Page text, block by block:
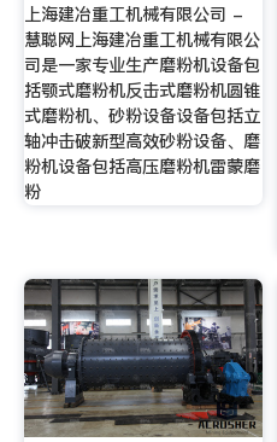
上海建冶重工机械有限公司 -
慧聪网上海建冶重工机械有限公
司是一家专业生产磨粉机设备包
括颚式磨粉机反击式磨粉机圆锥
式磨粉机、砂粉设备设备包括立
轴冲击破新型高效砂粉设备、磨
粉机设备包括高压磨粉机雷蒙磨
粉